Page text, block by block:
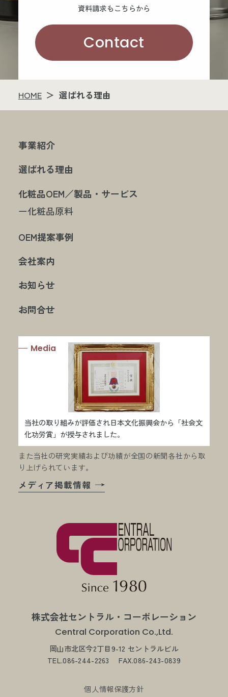
資料請求もこちらから
Contact
HOME 選ばれる理由
株式会社セントラル・コーポレーション
Central Corporation Co.,Ltd.
岡山市北区今2丁目9-12 セントラルビル
TEL.086-244-2263 FAX.086-243-0839
個人情報保護方針
事業紹介
選ばれる理由
化粧品OEM／製品・サービス
ー化粧品原料
OEM提案事例
会社案内
お知らせ
お問合せ
Media
当社の取り組みが評価され日本文化振興会から「社会文
化功労賞」が授与されました。
また当社の研究実績および功績が全国の新聞各社から取
り上げられています。
メディア掲載情報